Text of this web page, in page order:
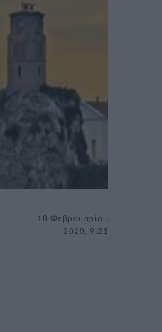
18 Φεβρουαρίου
2020, 9:21